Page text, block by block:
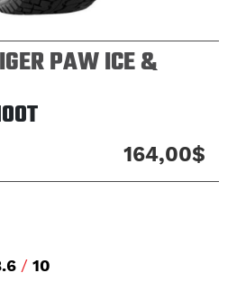
PAW ICE &
164,00$
/ 10